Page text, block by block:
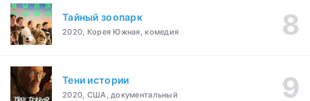
Тайный зоопарк
2020, Корея Южная, комедия
Тени истории
2020, США, документальный